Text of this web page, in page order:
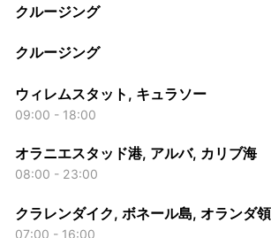
クルージング
クルージング
ウィレムスタット, キュラソー
09:00 - 18:00
オラニエスタッド港, アルバ, カリブ海
08:00 - 23:00
クラレンダイク, ボネール島, オランダ
07:00 - 16:00